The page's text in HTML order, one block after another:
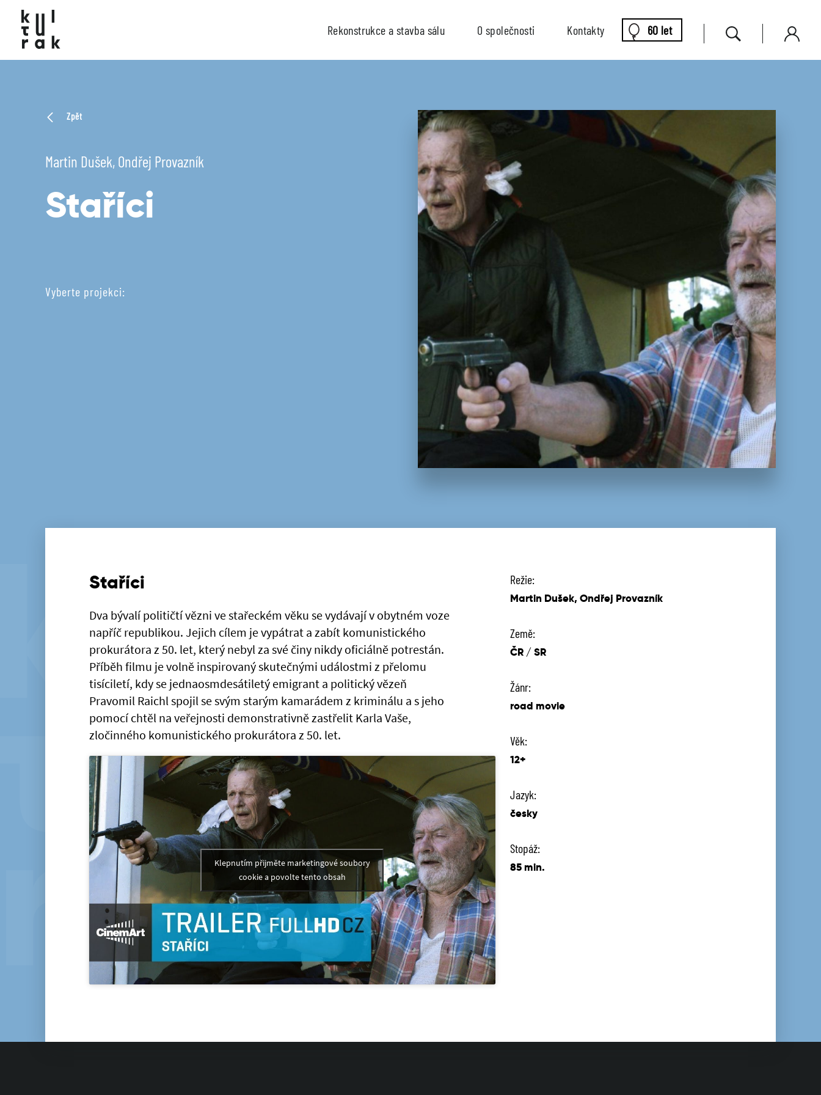
Rekonstrukce a stavba sálu O společnosti Kontakty 60 let
Zpět
Martin Dušek, Ondřej Provazník
Staříci
Vyberte projekci:
Staříci
Dva bývalí političtí vězni ve stařeckém věku se vydávají v obytném voze
napříč republikou. Jejich cílem je vypátrat a zabít komunistického
prokurátora z 50. let, který nebyl za své činy nikdy oficiálně potrestán.
Příběh filmu je volně inspirovaný skutečnými událostmi z přelomu
tisíciletí, kdy se jednaosmdesátiletý emigrant a politický vězeň
Pravomil Raichl spojil se svým starým kamarádem z kriminálu a s jeho
pomocí chtěl na veřejnosti demonstrativně zastřelit Karla Vaše,
zločinného komunistického prokurátora z 50. let.
Klepnutím přijměte marketingové soubory
cookie a povolte tento obsah
Režie:
Martin Dušek, Ondřej Provazník
Země:
ČR / SR
Žánr:
road movie
Věk:
12+
Jazyk:
česky
Stopáž:
85 min.